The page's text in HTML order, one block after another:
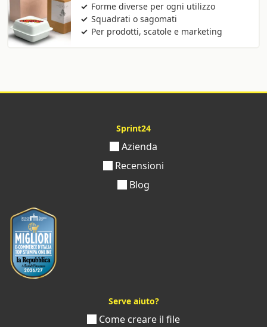
Forme diverse per ogni utilizzo
Squadrati o sagomati
Per prodotti, scatole e marketing
Sprint24
Azienda
Recensioni
Blog
Serve aiuto?
Come creare il file